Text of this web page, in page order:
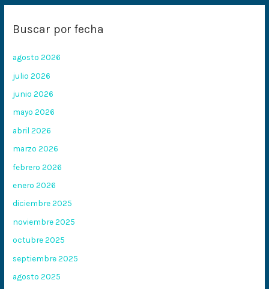
Buscar por fecha
agosto 2026
julio 2026
junio 2026
mayo 2026
abril 2026
marzo 2026
febrero 2026
enero 2026
diciembre 2025
noviembre 2025
octubre 2025
septiembre 2025
agosto 2025